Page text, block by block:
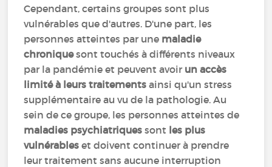
Cependant, certains groupes sont plus
vulnérables que d'autres. D'une part, les
personnes atteintes par une maladie
chroniquesont touchés à différents niveaux
par la pandémie et peuvent avoir un accès
limité à leurs traitements ainsi qu'un stress
supplémentaire au vu de la pathologie. Au
sein de ce groupe, les personnes atteintes de
maladies psychiatriques sont les plus
vulnérables et doivent continuer à prendre
leur traitement sans aucune interruption